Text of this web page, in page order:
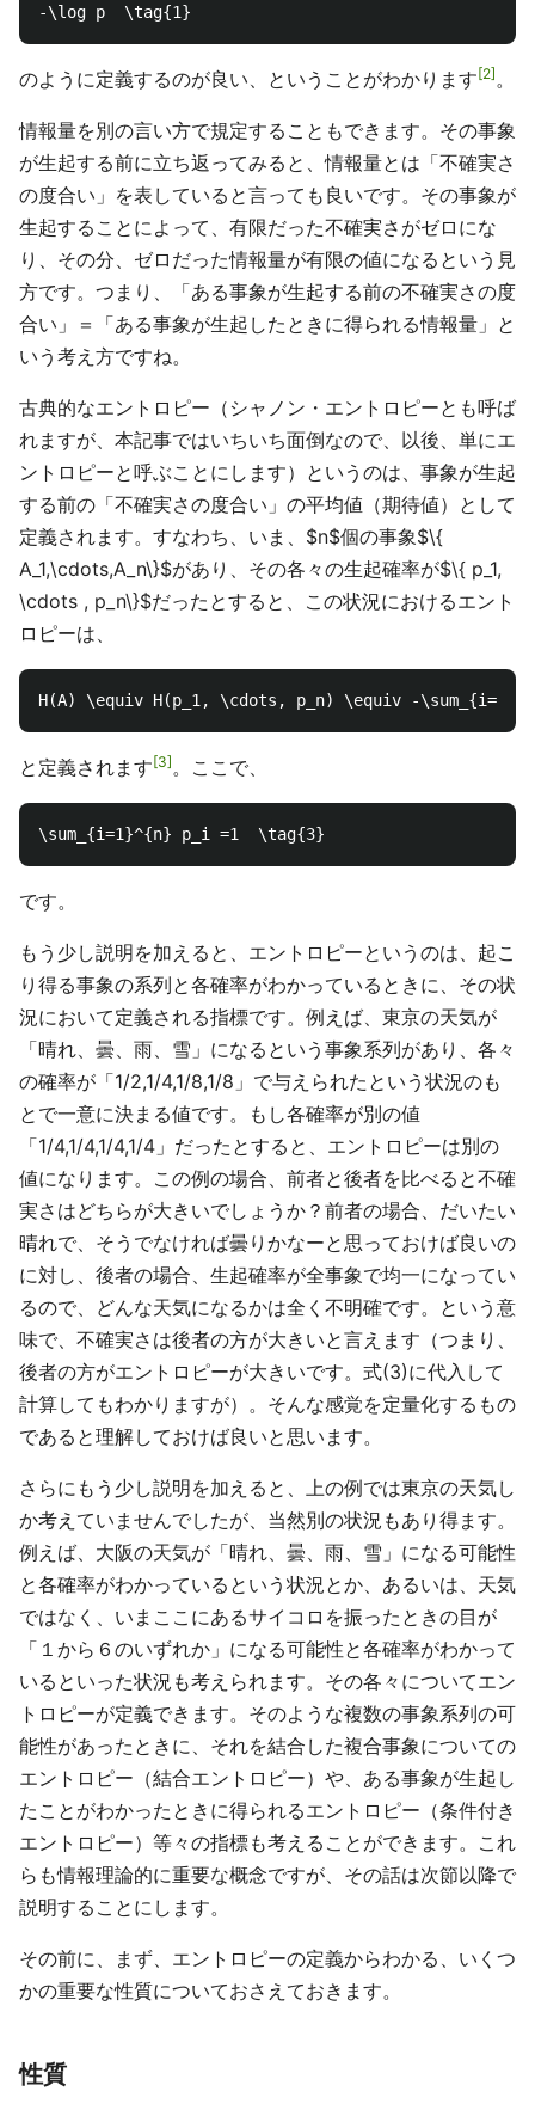
のように定義するのが良い、ということがわかります 2 。
情報量を別の言い方で規定することもできます。その事象
が生起する前に立ち返ってみると、情報量とは「不確実さ
の度合い」を表していると言っても良いです。その事象が
生起することによって、有限だった不確実さがゼロにな
り、その分、ゼロだった情報量が有限の値になるという見
方です。つまり、「ある事象が生起する前の不確実さの度
合い」＝「ある事象が生起したときに得られる情報量」と
いう考え方ですね。
古典的なエントロピー（シャノン・エントロピーとも呼ば
れますが、本記事ではいちいち面倒なので、以後、単にエ
ントロピーと呼ぶことにします）というのは、事象が生起
する前の「不確実さの度合い」の平均値（期待値）として
定義されます。すなわち、いま、$n$個の事象$\{
A_1,\cdots,A_n\}$があり、その各々の生起確率が$\{ p_1,
\cdots , p_n\}$だったとすると、この状況におけるエント
ロピーは、
と定義されます 3 。ここで、
です。
もう少し説明を加えると、エントロピーというのは、起こ
り得る事象の系列と各確率がわかっているときに、その状
況において定義される指標です。例えば、東京の天気が
「晴れ、曇、雨、雪」になるという事象系列があり、各々
の確率が「1/2,1/4,1/8,1/8」で与えられたという状況のも
とで一意に決まる値です。もし各確率が別の値
「1/4,1/4,1/4,1/4」だったとすると、エントロピーは別の
値になります。この例の場合、前者と後者を比べると不確
実さはどちらが大きいでしょうか？前者の場合、だいたい
晴れで、そうでなければ曇りかなーと思っておけば良いの
に対し、後者の場合、生起確率が全事象で均一になってい
るので、どんな天気になるかは全く不明確です。という意
味で、不確実さは後者の方が大きいと言えます（つまり、
後者の方がエントロピーが大きいです。式(3)に代入して
計算してもわかりますが）。そんな感覚を定量化するもの
であると理解しておけば良いと思います。
さらにもう少し説明を加えると、上の例では東京の天気し
か考えていませんでしたが、当然別の状況もあり得ます。
例えば、大阪の天気が「晴れ、曇、雨、雪」になる可能性
と各確率がわかっているという状況とか、あるいは、天気
ではなく、いまここにあるサイコロを振ったときの目が
「１から６のいずれか」になる可能性と各確率がわかって
いるといった状況も考えられます。その各々についてエン
トロピーが定義できます。そのような複数の事象系列の可
能性があったときに、それを結合した複合事象についての
エントロピー（結合エントロピー）や、ある事象が生起し
たことがわかったときに得られるエントロピー（条件付き
エントロピー）等々の指標も考えることができます。これ
らも情報理論的に重要な概念ですが、その話は次節以降で
説明することにします。
その前に、まず、エントロピーの定義からわかる、いくつ
かの重要な性質についておさえておきます。
性質